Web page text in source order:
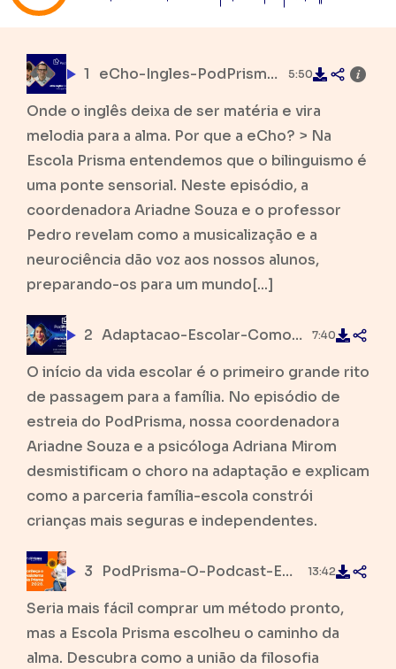
1 eCho-Ingles-PodPrisma-Escola-Prisma.mp3 5:50
Onde o inglês deixa de ser matéria e vira
melodia para a alma. Por que a eCho? > Na
Escola Prisma entendemos que o bilinguismo é
uma ponte sensorial. Neste episódio, a
coordenadora Ariadne Souza e o professor
Pedro revelam como a musicalização e a
neurociência dão voz aos nossos alunos,
preparando-os para um mundo[...]
2 Adaptacao-Escolar-Como-Acolher-e-Confiar-no-Processo-PodPrisma-01.mp3 7:40
O início da vida escolar é o primeiro grande rito
de passagem para a família. No episódio de
estreia do PodPrisma, nossa coordenadora
Ariadne Souza e a psicóloga Adriana Mirom
desmistificam o choro na adaptação e explicam
como a parceria família-escola constrói
crianças mais seguras e independentes.
3 PodPrisma-O-Podcast-Educacional-da-Escola-Prisma-em-Juazeiro-Episodio-00.mp3 13:42
Seria mais fácil comprar um método pronto,
mas a Escola Prisma escolheu o caminho da
alma. Descubra como a união da filosofia